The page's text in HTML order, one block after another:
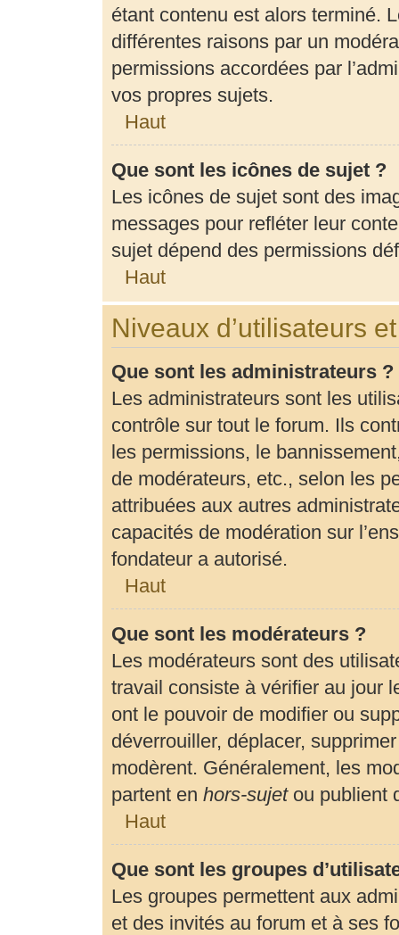
étant contenu est alors terminé.
différentes raisons par un
permissions accordées par
vos propres sujets.
Haut
Que sont les icônes de sujet ?
Les icônes de sujet sont des
messages pour refléter leur
sujet dépend des permissions
Haut
Niveaux d’utilisateurs
Que sont les administrateurs ?
Les administrateurs sont les
contrôle sur tout le forum. Ils
les permissions, le
de modérateurs, etc., selon les
attribuées aux autres
capacités de modération sur
fondateur a autorisé.
Haut
Que sont les modérateurs ?
Les modérateurs sont des
travail consiste à vérifier au jour
ont le pouvoir de modifier ou
déverrouiller, déplacer,
modèrent. Généralement, les
partent en hors-sujetou publient
Haut
Que sont les groupes
Les groupes permettent aux
et des invités au forum et à ses